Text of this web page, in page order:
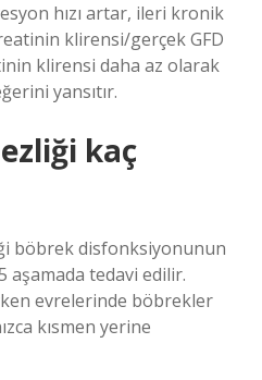
hızı artar, ileri kronik
klirensi/gerçek GFD
klirensi daha az olarak
yansıtır.
kaç
böbrek disfonksiyonunun
aşamada tedavi edilir.
evrelerinde böbrekler
kısmen yerine